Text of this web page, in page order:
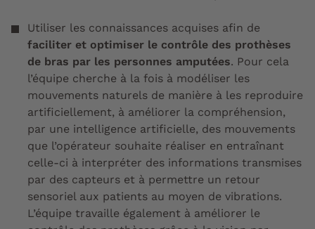
Utiliser les connaissances acquises afin de
faciliter et optimiser le contrôle des prothèses
de bras par les personnes amputées. Pour cela
l’équipe cherche à la fois à modéliser les
mouvements naturels de manière à les reproduire
artificiellement, à améliorer la compréhension,
par une intelligence artificielle, des mouvements
que l’opérateur souhaite réaliser en entraînant
celle-ci à interpréter des informations transmises
par des capteurs et à permettre un retour
sensorielaux patients au moyen de vibrations.
L’équipe travaille également à améliorer le